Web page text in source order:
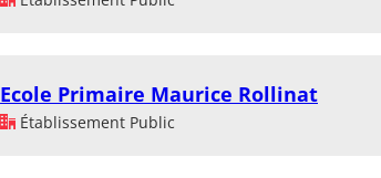
Ecole Primaire Maurice Rollinat
Établissement Public